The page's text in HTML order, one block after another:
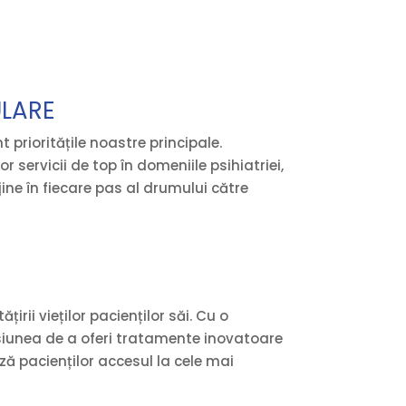
prioritățile noastre principale.
servicii de top în domeniile psihiatriei,
în fiecare pas al drumului către
vieților pacienților săi. Cu o
de a oferi tratamente inovatoare
pacienților accesul la cele mai